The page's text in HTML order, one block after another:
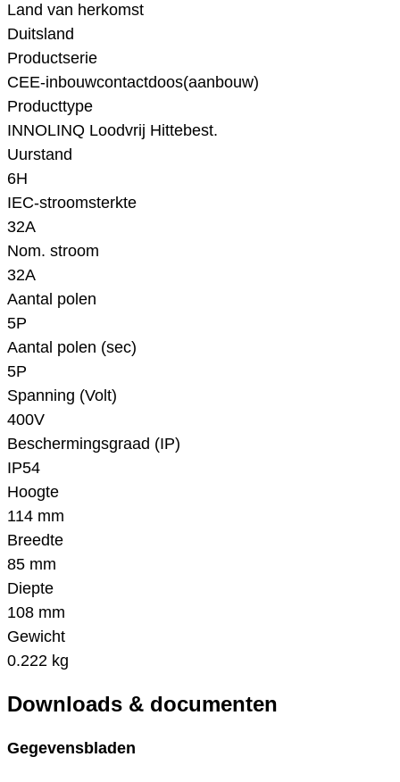
Land van herkomst
Duitsland
Productserie
CEE-inbouwcontactdoos(aanbouw)
Producttype
INNOLINQ Loodvrij Hittebest.
Uurstand
6H
IEC-stroomsterkte
32A
Nom. stroom
32A
Aantal polen
5P
Aantal polen (sec)
5P
Spanning (Volt)
400V
Beschermingsgraad (IP)
IP54
Hoogte
114 mm
Breedte
85 mm
Diepte
108 mm
Gewicht
0.222 kg
Downloads & documenten
Gegevensbladen